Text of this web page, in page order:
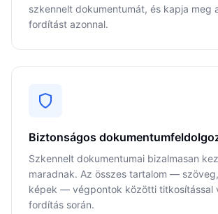
szkennelt dokumentumát, és kapja meg
fordítást azonnal.
Biztonságos
Szkennelt dokumentumai bizalmasan
maradnak. Az összes tartalom —
képek — végpontok közötti titkosítással
fordítás során.